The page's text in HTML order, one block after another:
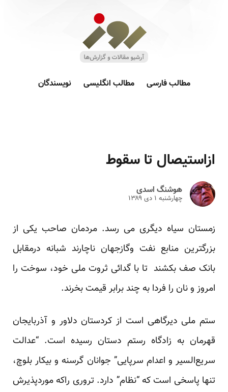
مطالب فارسی مطالب انگلیسی نویسندگان
ازاستیصال تا سقوط
هوشنگ اسدی
چهارشنبه ۱ دى ۱۳۸۹
زمستان سیاه دیگری می رسد. مردمان صاحب یکی از
بزرگترین منابع نفت وگازجهان ناچارند شبانه درمقابل
بانک صف بکشند تا با گدائی ثروت ملی خود، سوخت را
امروز و نان را فردا به چند برابر قیمت بخرند.
ستم ملی دیرگاهی است از کردستان دلاور و آذربایجان
قهرمان به زادگاه رستم دستان رسیده است. “عدالت
سریع‌السیر و اعدام سرپایی” جوانان گرسنه و بیکار بلوچ،
تنها پاسخی است که “نظام” دارد. تروری راکه موردپذیرش